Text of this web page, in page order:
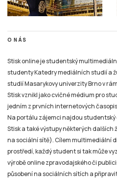
O NÁS
Stisk online je studentský
studenty Katedry mediálních studií a
studií Masarykovy univerzity Brno v
Stisk vznikl jako cvičné médium pro
jedním z prvních internetových
Na portálu zájemci najdou studentský
Stisk a také výstupy některých
na sociální sítě). Cílem multimediální
prostředí, každý student si tak může
výrobě online zpravodajského či
působení na sociálních sítích a